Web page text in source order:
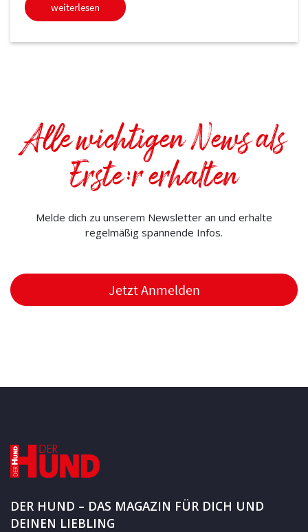
weiterlesen
Alle wichtigen News als
Erste:r erhalten
Melde dich zu unserem Newsletter an und erhalte
regelmäßig spannende Infos.
Jetzt Anmelden
DER HUND – DAS MAGAZIN FÜR DICH UND
DEINEN LIEBLING